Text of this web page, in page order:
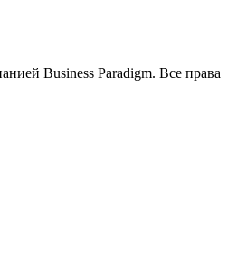
Business Paradigm. Все права